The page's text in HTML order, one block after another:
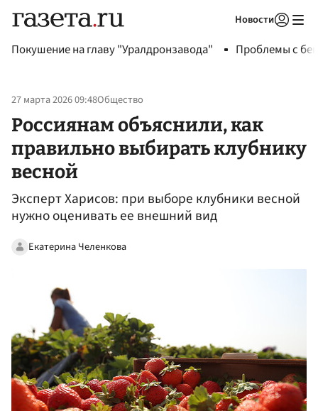
Новости
Покушение на главу "Уралдронзавода" Проблемы с
27 марта 2026 09:48Общество
Россиянам объяснили, как
правильно выбирать клубнику
весной
Эксперт Харисов: при выборе клубники весной
нужно оценивать ее внешний вид
Екатерина Челенкова